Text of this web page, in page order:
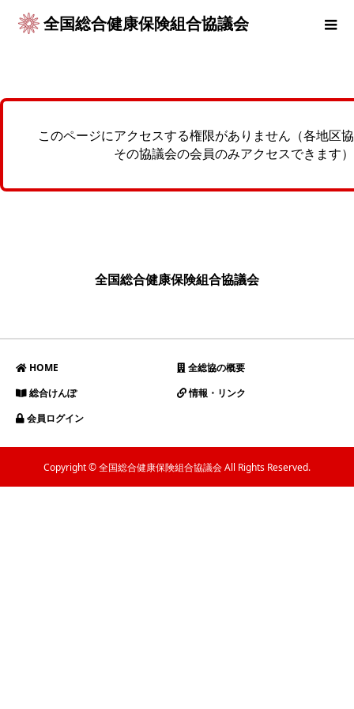
全国総合健康保険組合協議会
このページにアクセスする権限がありません（各地区
その協議会の会員のみアクセスできます
全国総合健康保険組合協議会
HOME
全総協の概要
総合けんぽ
情報・リンク
会員ログイン
Copyright © 全国総合健康保険組合協議会 All Rights Reserved.